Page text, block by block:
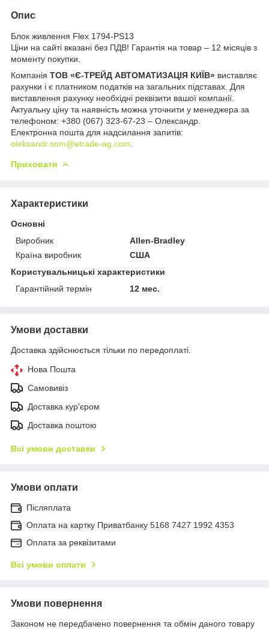
Опис
Блок живлення Flex 1794-PS13
Ціни на сайті вказані без ПДВ! Гарантія на товар – 12 місяців з
моменту покупки.
Компанія ТОВ «Є-ТРЕЙД АВТОМАТИЗАЦІЯ КИЇВ» виставляє
рахунки і є платником податків на загальних підставах. Для
виставлення рахунку необхідні реквізити вашої компанії.
Актуальну ціну та наявність можна уточнити у менеджера за
телефоном: +380 (067) 323-67-23 – Олександр.
Електронна пошта для надсилання запитів:
oleksandr.som@etrade-ag.com
Приховати
Характеристики
Основні
Виробник
Allen-Bradley
Країна виробник
США
Користувальницькі характеристики
Гарантійний термін
12 мес.
Умови доставки
Доставка здійснюється тільки по передоплаті.
Нова Пошта
Самовивіз
Доставка кур'єром
Доставка поштою
Всі умови доставки
Умови оплати
Післяплата
Оплата на картку Приватбанку 5168 7427 1992 4353
Оплата за реквізитами
Всі умови оплати
Умови повернення
Законом не передбачено повернення та обмін даного товару